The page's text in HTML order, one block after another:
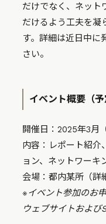
だけでなく、ネット
だけるよう工夫を凝
す。詳細は近日中に
さい。
イベント概要（予
開催日：2025年3月
内容：レポート紹介
ョン、ネットワーキ
会場：都内某所（詳
※イベント参加のお
ウェブサイトおよび